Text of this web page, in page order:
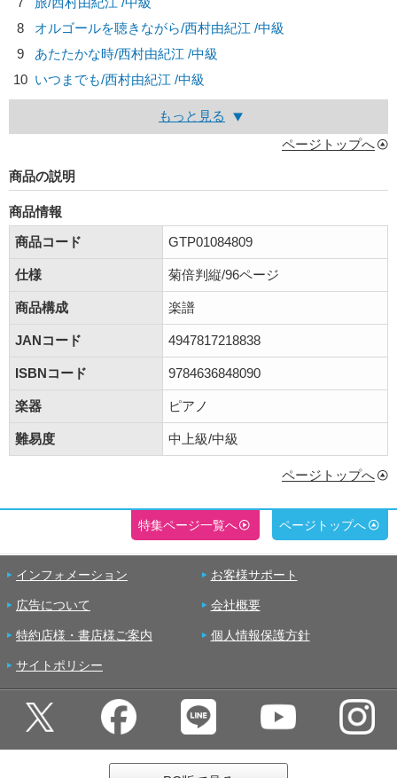
8
オルゴールを聴きながら/西村由紀江 /中級
9
あたたかな時/西村由紀江 /中級
10 いつまでも/西村由紀江 /中級
もっと見る
ページトップへ
商品の説明
商品情報
商品コード
GTP01084809
仕様 菊倍判縦/96ページ
商品構成 楽譜
JANコード 4947817218838
ISBNコード 9784636848090
楽器 ピアノ
難易度 中上級/中級
ページトップへ
特集ページ一覧へ ページトップへ
インフォメーション お客様サポート
広告について 会社概要
特約店様・書店様ご案内 個人情報保護方針
サイトポリシー